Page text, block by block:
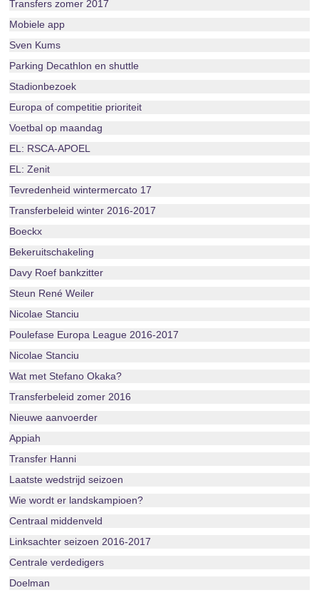
Transfers zomer 2017
Mobiele app
Sven Kums
Parking Decathlon en shuttle
Stadionbezoek
Europa of competitie prioriteit
Voetbal op maandag
EL: RSCA-APOEL
EL: Zenit
Tevredenheid wintermercato 17
Transferbeleid winter 2016-2017
Boeckx
Bekeruitschakeling
Davy Roef bankzitter
Steun René Weiler
Nicolae Stanciu
Poulefase Europa League 2016-2017
Nicolae Stanciu
Wat met Stefano Okaka?
Transferbeleid zomer 2016
Nieuwe aanvoerder
Appiah
Transfer Hanni
Laatste wedstrijd seizoen
Wie wordt er landskampioen?
Centraal middenveld
Linksachter seizoen 2016-2017
Centrale verdedigers
Doelman